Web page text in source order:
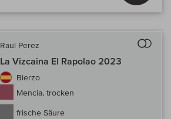
Raul Perez
La Vizcaina El Rapolao 2023
Bierzo
Mencia, trocken
frische Säure